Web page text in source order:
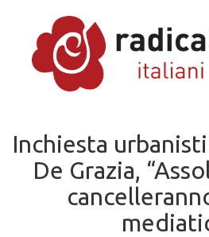
Inchiesta
De Grazia,